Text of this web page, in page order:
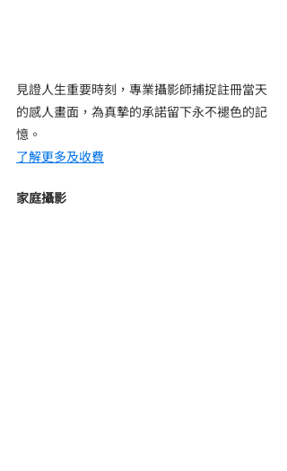
見證人生重要時刻，專業攝影師捕捉註冊當天
的感人畫面，為真摯的承諾留下永不褪色的記
憶。
了解更多及收費
家庭攝影